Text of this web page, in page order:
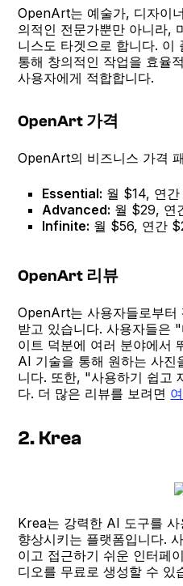
OpenArt는 예술가, 디자이
의적인 전문가뿐만 아니라,
니스도 타겟으로 합니다. 이
통해 창의적인 작업을 효율
사용자에게 적합합니다.
OpenArt 가격
OpenArt의 비즈니스 가격
Essential: 월 $14, 연
Advanced: 월 $29, 연
Infinite: 월 $56, 연간
OpenArt 리뷰
OpenArt는 사용자들로부터
받고 있습니다. 사용자들은
이트 덕분에 여러 분야에서
AI 기술을 통해 원하는 사
니다. 또한, "사용하기 쉽고
다. 더 많은 리뷰를 보려면
2. Krea
Krea는 강력한 AI 도구를
향상시키는 플랫폼입니다.
이고 접근하기 쉬운 인터페
디오를 무료로 생성할 수 있